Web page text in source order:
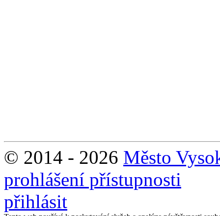
© 2014 - 2026 Město
prohlášení přístupnosti
přihlásit